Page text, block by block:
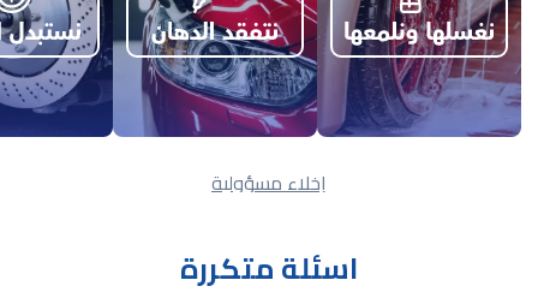
إخلاء مسؤولية
اسئلة متكررة